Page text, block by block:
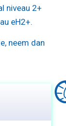
niveau 2+
eH2+.
neem dan